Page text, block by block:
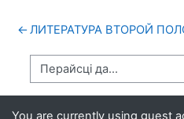
←ЛИТЕРАТУРА ВТОРОЙ
You are currently using guest